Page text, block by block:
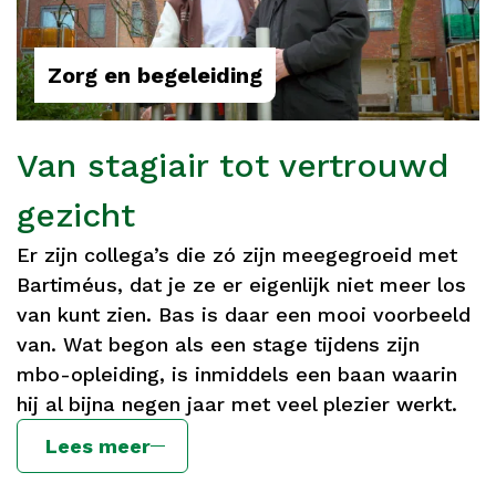
Van stagiair tot vertrouwd
gezicht
Zorg en begeleiding
Er zijn collega’s die zó zijn meegegroeid met
Bartiméus, dat je ze er eigenlijk niet meer los
van kunt zien. Bas is daar een mooi voorbeeld
van. Wat begon als een stage tijdens zijn
mbo-opleiding, is inmiddels een baan waarin
hij al bijna negen jaar met veel plezier werkt.
Lees meer